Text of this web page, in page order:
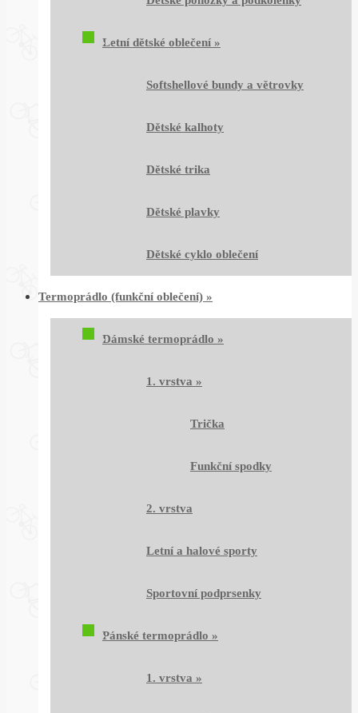
Letní dětské oblečení »
Softshellové bundy a větrovky
Dětské kalhoty
Dětské trika
Dětské plavky
Dětské cyklo oblečení
Termoprádlo (funkční oblečení) »
Dámské termoprádlo »
1. vrstva »
Trička
Funkční spodky
2. vrstva
Letní a halové sporty
Sportovní podprsenky
Pánské termoprádlo »
1. vrstva »